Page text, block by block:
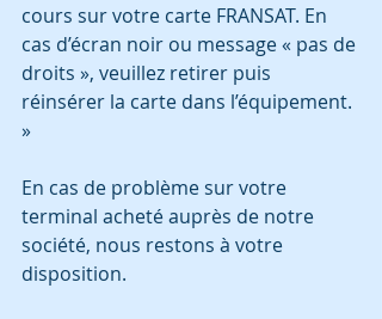
cours sur votre carte FRANSAT. En
cas d’écran noir ou message « pas de
droits », veuillez retirer puis
réinsérer la carte dans l’équipement.
»
En cas de problème sur votre
terminal acheté auprès de notre
société, nous restons à votre
disposition.